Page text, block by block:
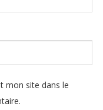
mon site dans le